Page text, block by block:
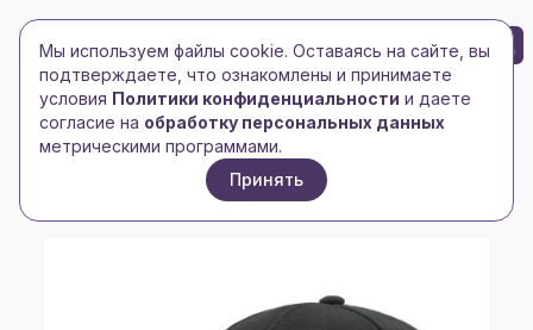
Toggle navigation
Toggle navigation
БРЕНД-ЛОГО 0
Главная/Головные уборы/Бейсболки/
Бейсболка PILOT PIPING SANDWICH, 6 клиньев,
металлическая застежка
Мы используем файлы cookie. Оставаясь на сайте, вы
подтверждаете, что ознакомлены и принимаете
условия Политики конфиденциальности и даете
согласие на обработку персональных данных
метрическими программами.
Принять